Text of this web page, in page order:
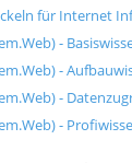
für Internet
-
-
-
-